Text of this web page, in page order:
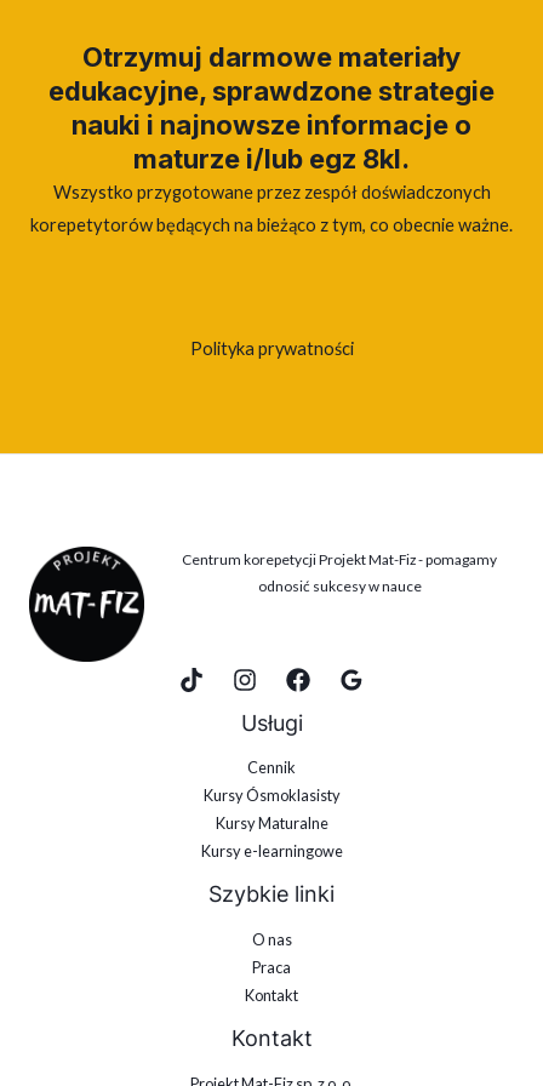
Otrzymuj darmowe materiały
edukacyjne, sprawdzone strategie
nauki i najnowsze informacje o
maturze i/lub egz 8kl.
Wszystko przygotowane przez zespół doświadczonych
korepetytorów będących na bieżąco z tym, co obecnie ważne.
Polityka prywatności
Centrum korepetycji Projekt Mat-Fiz - pomagamy
odnosić sukcesy w nauce
Usługi
Cennik
Kursy Ósmoklasisty
Kursy Maturalne
Kursy e-learningowe
Szybkie linki
O nas
Praca
Kontakt
Kontakt